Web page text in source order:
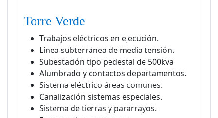
Torre Verde
Trabajos eléctricos en ejecución.
Línea subterránea de media tensión.
Subestación tipo pedestal de 500kva
Alumbrado y contactos departamentos.
Sistema eléctrico áreas comunes.
Canalización sistemas especiales.
Sistema de tierras y pararrayos.